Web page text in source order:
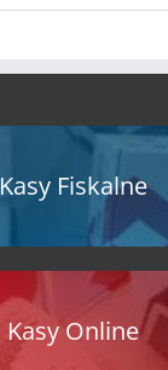
Kasy Fiskalne
Kasy Online